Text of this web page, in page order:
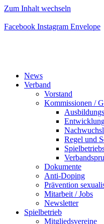
Zum Inhalt wechseln
Facebook Instagram Envelope
News
Verband
Vorstand
Kommissionen /
Regel und
Dokumente
Anti-Doping
Prävention
Mitarbeit / Jobs
Newsletter
Spielbetrieb
Mitgliedsvereine